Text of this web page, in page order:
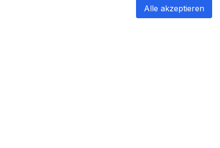
Alle akzeptieren